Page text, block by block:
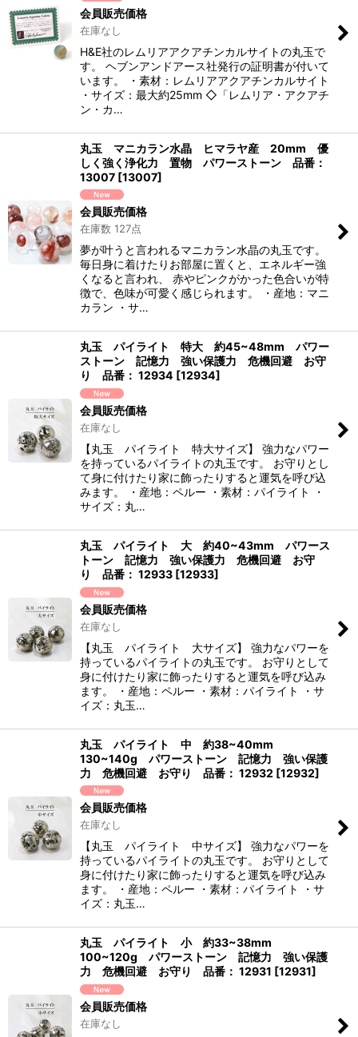
会員販売価格
在庫なし
H&E社のレムリアアクアチンカルサイトの丸玉で
す。 ヘブンアンドアース社発行の証明書が付いて
います。 ・素材：レムリアアクアチンカルサイト
・サイズ：最大約25mm ◇「レムリア・アクアチ
ン・カ…
丸玉 マニカラン水晶 ヒマラヤ産 20mm 優
しく強く浄化力 置物 パワーストーン 品番：
13007 [13007]
会員販売価格
在庫数 127点
夢が叶うと言われるマニカラン水晶の丸玉です。
毎日身に着けたりお部屋に置くと、エネルギー強
くなると言われ、 赤やピンクがかった色合いが特
徴で、色味が可愛く感じられます。 ・産地：マニ
カラン ・サ…
丸玉 パイライト 特大 約45~48mm パワー
ストーン 記憶力 強い保護力 危機回避 お守
り 品番： 12934 [12934]
会員販売価格
在庫なし
【丸玉 パイライト 特大サイズ】 強力なパワー
を持っているパイライトの丸玉です。 お守りとし
て身に付けたり家に飾ったりすると運気を呼び込
みます。 ・産地：ペルー ・素材：パイライト ・
サイズ：丸…
丸玉 パイライト 大 約40~43mm パワース
トーン 記憶力 強い保護力 危機回避 お守
り 品番： 12933 [12933]
会員販売価格
在庫なし
【丸玉 パイライト 大サイズ】 強力なパワーを
持っているパイライトの丸玉です。 お守りとして
身に付けたり家に飾ったりすると運気を呼び込み
ます。 ・産地：ペルー ・素材：パイライト ・サ
イズ：丸玉…
丸玉 パイライト 中 約38~40mm
130~140g パワーストーン 記憶力 強い保護
力 危機回避 お守り 品番： 12932 [12932]
会員販売価格
在庫なし
【丸玉 パイライト 中サイズ】 強力なパワーを
持っているパイライトの丸玉です。 お守りとして
身に付けたり家に飾ったりすると運気を呼び込み
ます。 ・産地：ペルー ・素材：パイライト ・サ
イズ：丸玉…
丸玉 パイライト 小 約33~38mm
100~120g パワーストーン 記憶力 強い保護
力 危機回避 お守り 品番： 12931 [12931]
会員販売価格
在庫なし